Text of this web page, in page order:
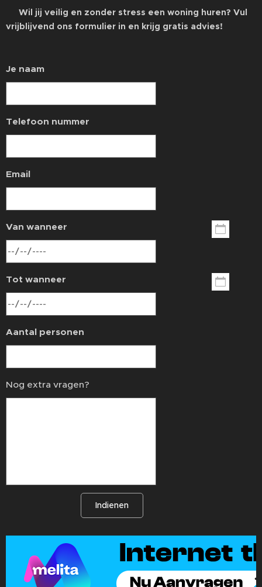
Wil jij veilig en zonder stress een woning huren? Vul
vrijblijvend ons formulier in en krijg gratis advies!
Je naam
Telefoon nummer
Email
Van wanneer
Tot wanneer
Aantal personen
Nog extra vragen?
Indienen